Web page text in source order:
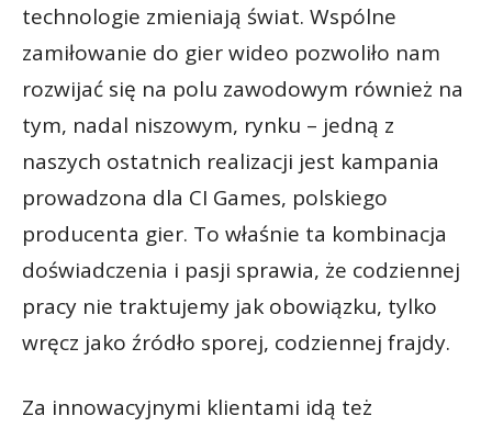
technologie zmieniają świat. Wspólne
zamiłowanie do gier wideo pozwoliło nam
rozwijać się na polu zawodowym również na
tym, nadal niszowym, rynku – jedną z
naszych ostatnich realizacji jest kampania
prowadzona dla CI Games, polskiego
producenta gier. To właśnie ta kombinacja
doświadczenia i pasji sprawia, że codziennej
pracy nie traktujemy jak obowiązku, tylko
wręcz jako źródło sporej, codziennej frajdy.
Za innowacyjnymi klientami idą też